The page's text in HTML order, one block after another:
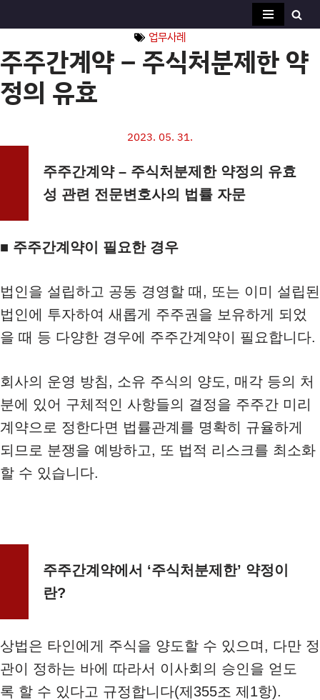
텐
츠
로
건
업무사례
주주간계약 – 주식처분제한 약
정의 유효
2023. 05. 31.
주주간계약 – 주식처분제한 약정의 유효
성 관련 전문변호사의 법률 자문
■ 주주간계약이 필요한 경우
법인을 설립하고 공동 경영할 때, 또는 이미 설립된
법인에 투자하여 새롭게 주주권을 보유하게 되었
을 때 등 다양한 경우에 주주간계약이 필요합니다.
회사의 운영 방침, 소유 주식의 양도, 매각 등의 처
분에 있어 구체적인 사항들의 결정을 주주간 미리
계약으로 정한다면 법률관계를 명확히 규율하게
되므로 분쟁을 예방하고, 또 법적 리스크를 최소화
할 수 있습니다.
주주간계약에서 ‘주식처분제한’ 약정이
란?
상법은 타인에게 주식을 양도할 수 있으며, 다만 정
관이 정하는 바에 따라서 이사회의 승인을 얻도
록 할 수 있다고 규정합니다(제355조 제1항).